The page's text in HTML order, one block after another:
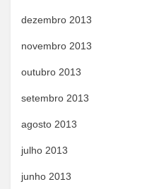
dezembro 2013
novembro 2013
outubro 2013
setembro 2013
agosto 2013
julho 2013
junho 2013